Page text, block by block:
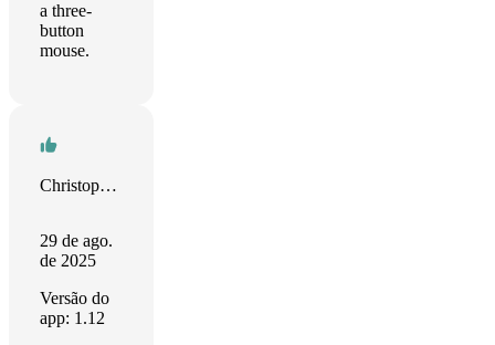
a three-
button
mouse.
Christopher Schulte
29 de ago.
de 2025
Versão do
app: 1.12